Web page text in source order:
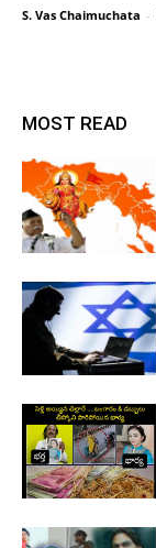
S. Vas Chaimuchata -
MOST READ